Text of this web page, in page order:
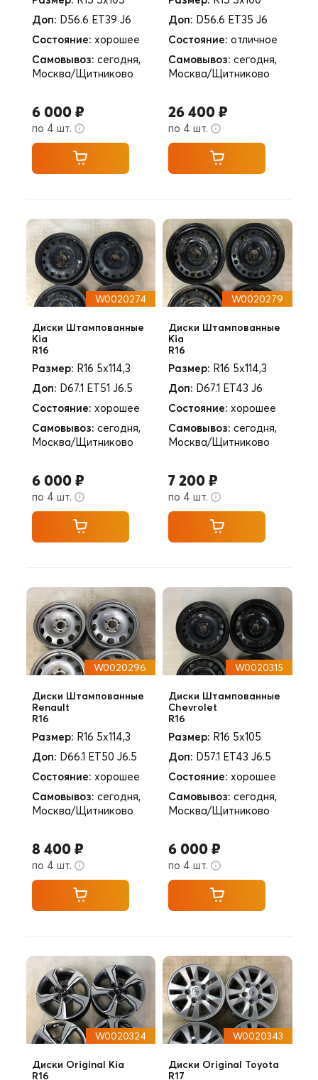
Доп: D56.6 ET39 J6
Состояние: хорошее
Самовывоз: сегодня,
Москва/Щитниково
6 000 ₽
по 4 шт.
Доп: D56.6 ET35 J6
Состояние: отличное
Самовывоз: сегодня,
Москва/Щитниково
26 400 ₽
по 4 шт.
W0020274
Диски Штампованные
Kia
R16
Размер: R16 5x114,3
Доп: D67.1 ET51 J6.5
Состояние: хорошее
Самовывоз: сегодня,
Москва/Щитниково
6 000 ₽
по 4 шт.
W0020279
Диски Штампованные
Kia
R16
Размер: R16 5x114,3
Доп: D67.1 ET43 J6
Состояние: хорошее
Самовывоз: сегодня,
Москва/Щитниково
7 200 ₽
по 4 шт.
W0020296
Диски Штампованные
Renault
R16
Размер: R16 5x114,3
Доп: D66.1 ET50 J6.5
Состояние: хорошее
Самовывоз: сегодня,
Москва/Щитниково
8 400 ₽
по 4 шт.
W0020315
Диски Штампованные
Chevrolet
R16
Размер: R16 5x105
Доп: D57.1 ET43 J6.5
Состояние: хорошее
Самовывоз: сегодня,
Москва/Щитниково
6 000 ₽
по 4 шт.
W0020324
Диски Original Kia
R16
W0020343
Диски Original Toyota
R17